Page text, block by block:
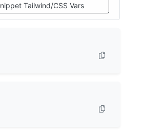
Tailwind/CSS Vars